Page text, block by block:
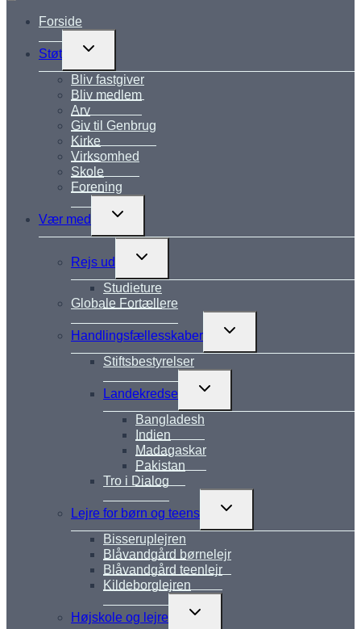
Forside
Støt
Skift
Bliv fastgiver
Bliv medlem
Arv
Giv til Genbrug
Kirke
Virksomhed
Skole
Forening
Vær med
Skift
Rejs ud
Skift
Studieture
Globale Fortællere
Handlingsfællesskaber
Skift
Stiftsbestyrelser
Landekredse
Skift
Bangladesh
Indien
Madagaskar
Pakistan
Tro i Dialog
Lejre for børn og teens
Skift
Bisseruplejren
Blåvandgård børnelejr
Blåvandgård teenlejr
Kildeborglejren
Højskole og lejre
Skift